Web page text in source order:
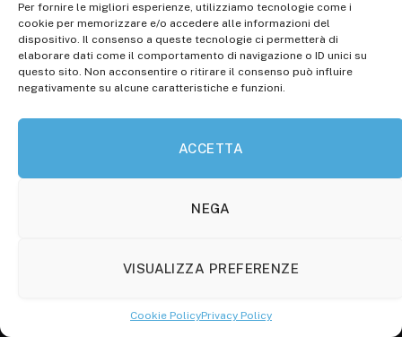
Per fornire le migliori esperienze, utilizziamo tecnologie come i
cookie per memorizzare e/o accedere alle informazioni del
dispositivo. Il consenso a queste tecnologie ci permetterà di
elaborare dati come il comportamento di navigazione o ID unici su
questo sito. Non acconsentire o ritirare il consenso può influire
negativamente su alcune caratteristiche e funzioni.
ACCETTA
NEGA
VISUALIZZA PREFERENZE
Cookie PolicyPrivacy Policy
Registr. presso il Tribunale di Campobasso: 3/2013 del
14.11.2013, Cron. 1254
Roc: iscrizione n° 25549 (Prot. 1138/com/15 del
30.04.2015)
P.Iva: 01707150700